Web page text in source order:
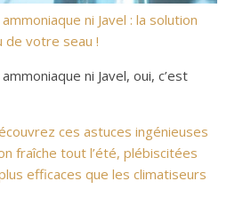
ni Javel : la solution
de votre seau !
ni Javel, oui, c’est
ces astuces ingénieuses
fraîche tout l’été, plébiscitées
efficaces que les climatiseurs